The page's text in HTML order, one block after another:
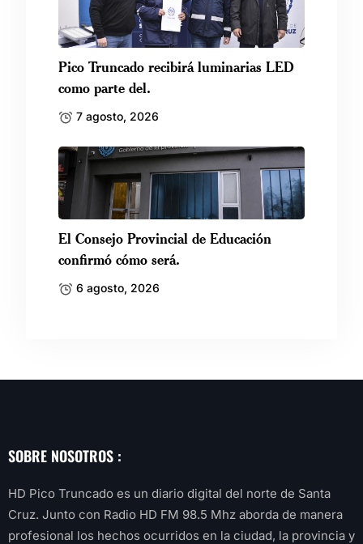
Pico Truncado recibirá luminarias LED
como parte del.
7 agosto, 2026
El Consejo Provincial de Educación
confirmó cómo será.
6 agosto, 2026
SOBRE NOSOTROS :
HD Pico Truncado es un diario digital del norte de Santa
Cruz. Junto con Radio HD FM 98.5 Mhz aborda de manera
profesional los hechos ocurridos en la ciudad, la provincia y